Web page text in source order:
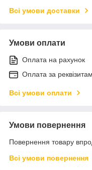
Всі умови доставки
Умови оплати
Оплата на рахунок
Оплата за
Всі умови оплати
Умови повернення
Повернення товару
Всі умови повернення